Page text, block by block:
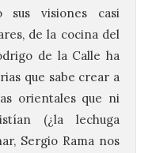
sus visiones casi
de la cocina del
de la Calle ha
que sabe crear a
orientales que ni
(¿la lechuga
Sergio Rama nos